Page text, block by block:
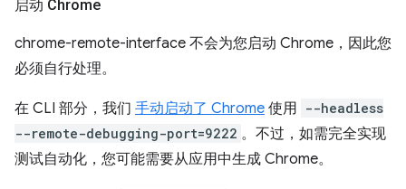
启动 Chrome
chrome-remote-interface 不会为您启动 Chrome，因此您
必须自行处理。
在 CLI 部分，我们 手动启动了 Chrome 使用 --headless
--remote-debugging-port=9222 。不过，如需完全实现
测试自动化，您可能需要从应用中生成 Chrome。